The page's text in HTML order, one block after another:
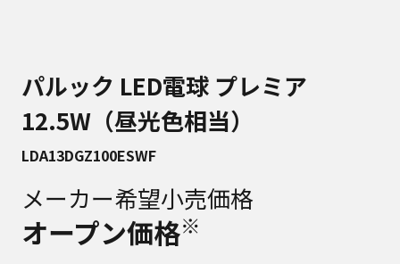
パルック LED電球 プレミア
12.5W（昼光色相当）
LDA13DGZ100ESWF
メーカー希望小売価格
オープン価格※